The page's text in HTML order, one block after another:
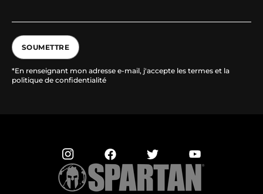
SOUMETTRE
*En renseignant mon adresse e-mail, j'accepte les termes et la
politique de confidentialité